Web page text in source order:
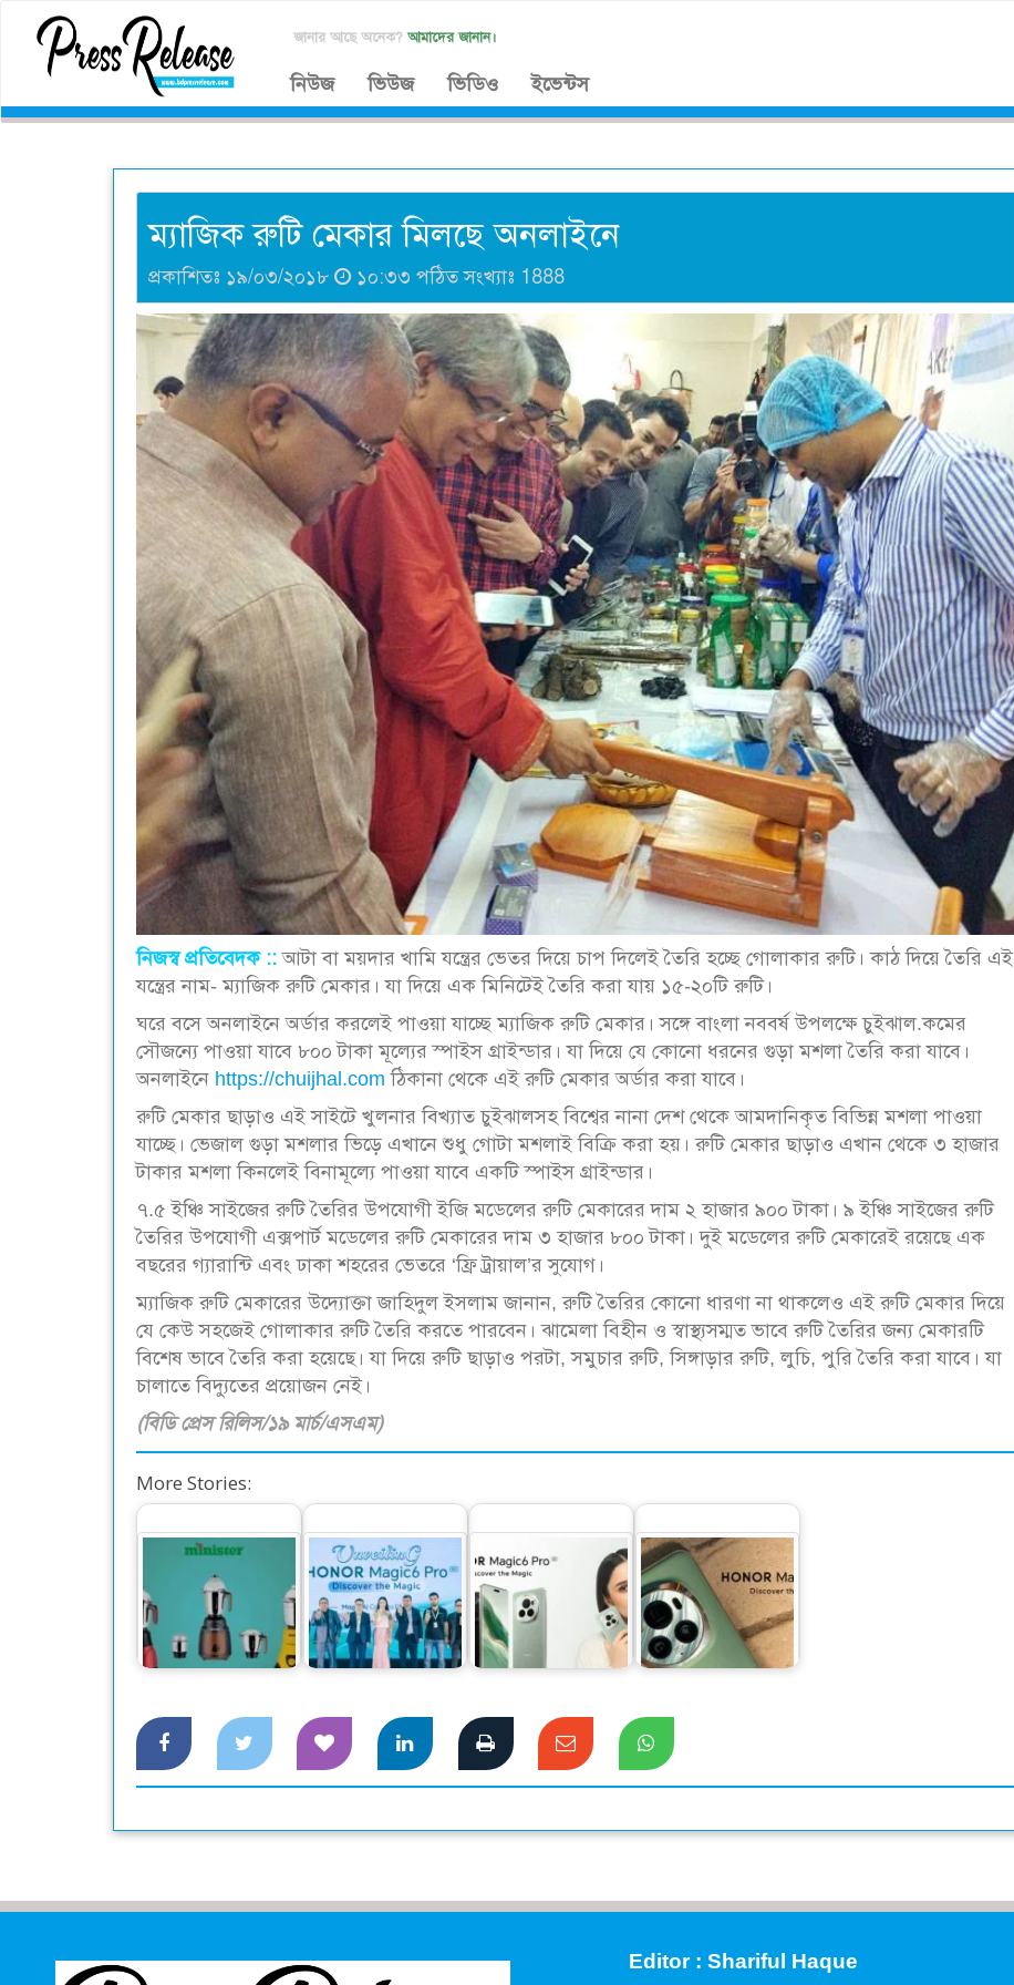
জানার আছে অনেক? আমাদের জানান।
নিউজ ভিউজ ভিডিও ইভেন্টস
ম্যাজিক রুটি মেকার মিলছে অনলাইনে
প্রকাশিতঃ ১৯/০৩/২০১৮ ১০:৩৩ পঠিত সংখ্যাঃ 1888
নিজস্ব প্রতিবেদক :: আটা বা ময়দার খামি যন্ত্রের ভেতর দিয়ে চাপ দিলেই তৈরি হচ্ছে গোলাকার রুটি। কাঠ দিয়ে তৈরি এই
যন্ত্রের নাম- ম্যাজিক রুটি মেকার। যা দিয়ে এক মিনিটেই তৈরি করা যায় ১৫-২০টি রুটি।
ঘরে বসে অনলাইনে অর্ডার করলেই পাওয়া যাচ্ছে ম্যাজিক রুটি মেকার। সঙ্গে বাংলা নববর্ষ উপলক্ষে চুইঝাল.কমের
সৌজন্যে পাওয়া যাবে ৮০০ টাকা মূল্যের স্পাইস গ্রাইন্ডার। যা দিয়ে যে কোনো ধরনের গুড়া মশলা তৈরি করা যাবে।
অনলাইনে https://chuijhal.com ঠিকানা থেকে এই রুটি মেকার অর্ডার করা যাবে।
রুটি মেকার ছাড়াও এই সাইটে খুলনার বিখ্যাত চুইঝালসহ বিশ্বের নানা দেশ থেকে আমদানিকৃত বিভিন্ন মশলা পাওয়া
যাচ্ছে। ভেজাল গুড়া মশলার ভিড়ে এখানে শুধু গোটা মশলাই বিক্রি করা হয়। রুটি মেকার ছাড়াও এখান থেকে ৩ হাজার
টাকার মশলা কিনলেই বিনামূল্যে পাওয়া যাবে একটি স্পাইস গ্রাইন্ডার।
৭.৫ ইঞ্চি সাইজের রুটি তৈরির উপযোগী ইজি মডেলের রুটি মেকারের দাম ২ হাজার ৯০০ টাকা। ৯ ইঞ্চি সাইজের রুটি
তৈরির উপযোগী এক্সপার্ট মডেলের রুটি মেকারের দাম ৩ হাজার ৮০০ টাকা। দুই মডেলের রুটি মেকারেই রয়েছে এক
বছরের গ্যারান্টি এবং ঢাকা শহরের ভেতরে ‘ফ্রি ট্রায়াল’র সুযোগ।
ম্যাজিক রুটি মেকারের উদ্যোক্তা জাহিদুল ইসলাম জানান, রুটি তৈরির কোনো ধারণা না থাকলেও এই রুটি মেকার দিয়ে
যে কেউ সহজেই গোলাকার রুটি তৈরি করতে পারবেন। ঝামেলা বিহীন ও স্বাস্থ্যসম্মত ভাবে রুটি তৈরির জন্য মেকারটি
বিশেষ ভাবে তৈরি করা হয়েছে। যা দিয়ে রুটি ছাড়াও পরটা, সমুচার রুটি, সিঙ্গাড়ার রুটি, লুচি, পুরি তৈরি করা যাবে। যা
চালাতে বিদ্যুতের প্রয়োজন নেই।
(বিডি প্রেস রিলিস/১৯ মার্চ/এসএম)
More Stories:
রান্নার প্রস্তুতি সহজ করবে
মিনিস্টার মিক্সার
গ্রাইন্ডার
দেশের বাজারে বিশ্বের
নাম্বার ওয়ান স্মার্টফোন
অনার…
বাংলাদেশের বাজারে
আসছে নাম্বার ওয়ান
স্মার্টফোন অনার…
পছন্দের শীর্ষে প্রিমিয়াম
ফ্ল্যাগশিপ অনারের
ম্যাজিক ৬ প্রো
Editor : Shariful Haque